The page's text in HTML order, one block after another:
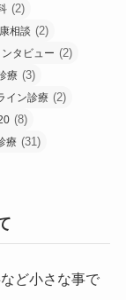
(2)
相談 (2)
タビュー (2)
療 (3)
イン診療 (2)
(8)
療 (31)
ど小さな事で